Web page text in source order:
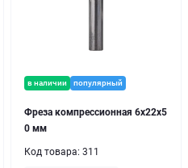
в наличии популярный
Фреза компрессионная 6x22x5
0 мм
Код товара: 311